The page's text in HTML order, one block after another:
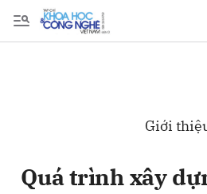
Giới
Quá trình xây